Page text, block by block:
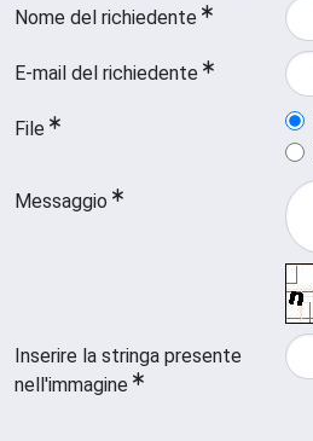
Nome del richiedente
E-mail del richiedente
File
Messaggio
Inserire la stringa presente
nell'immagine